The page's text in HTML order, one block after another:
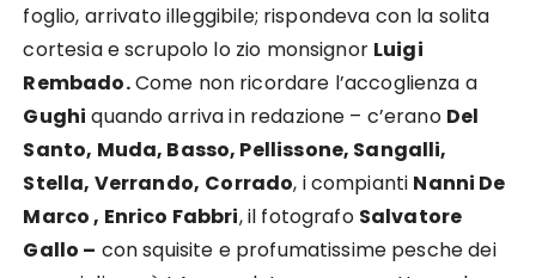
foglio, arrivato illeggibile; rispondeva con la solita
cortesia e scrupolo lo zio monsignor Luigi
Rembado.Come non ricordare l’accoglienza a
Gughi quando arriva in redazione – c’erano Del
Santo, Muda, Basso, Pellissone, Sangalli,
Stella, Verrando, Corrado, i compianti Nanni De
Marco , Enrico Fabbri, il fotografo Salvatore
Gallo – con squisite e profumatissime pesche dei